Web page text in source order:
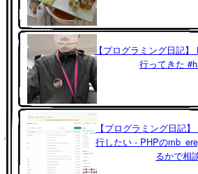
【プログラミング日記】
行ってきた
【プログラミング日記
行したい - PHPの
るかで相